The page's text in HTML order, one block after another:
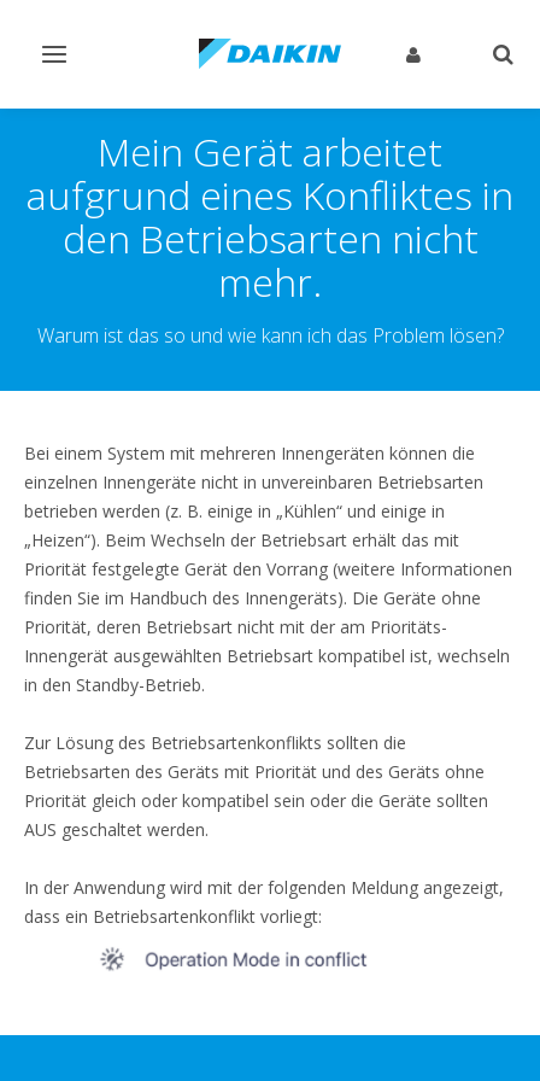
Navigation
Mein Gerät arbeitet
aufgrund eines Konfliktes in
den Betriebsarten nicht
mehr.
Warum ist das so und wie kann ich das Problem lösen?
Bei einem System mit mehreren Innengeräten können die
einzelnen Innengeräte nicht in unvereinbaren Betriebsarten
betrieben werden (z. B. einige in „Kühlen“ und einige in
„Heizen“). Beim Wechseln der Betriebsart erhält das mit
Priorität festgelegte Gerät den Vorrang (weitere Informationen
finden Sie im Handbuch des Innengeräts). Die Geräte ohne
Priorität, deren Betriebsart nicht mit der am Prioritäts-
Innengerät ausgewählten Betriebsart kompatibel ist, wechseln
in den Standby-Betrieb.
Zur Lösung des Betriebsartenkonflikts sollten die
Betriebsarten des Geräts mit Priorität und des Geräts ohne
Priorität gleich oder kompatibel sein oder die Geräte sollten
AUS geschaltet werden.
In der Anwendung wird mit der folgenden Meldung angezeigt,
dass ein Betriebsartenkonflikt vorliegt: